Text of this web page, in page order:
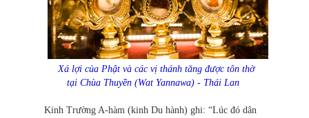
Xá lợi của Phật và các vị thánh tăng được tôn thờ
tại Chùa Thuyền (Wat Yannawa) - Thái Lan
Kinh Trường A-hàm (kinh Du hành) ghi: “Lúc đó dân